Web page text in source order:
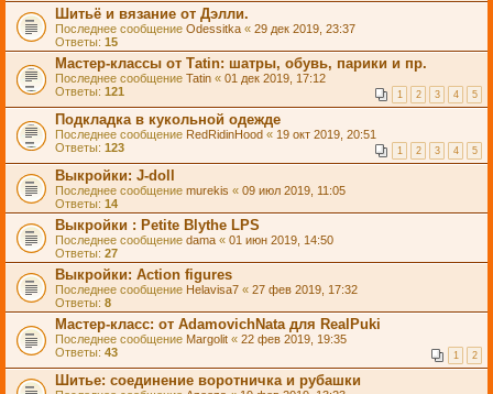
Шитьё и вязание от Дэлли.
Последнее сообщение Odessitka « 29 дек 2019, 23:37
Ответы: 15
Мастер-классы от Таtin: шатры, обувь, парики и пр.
Последнее сообщение Tatin « 01 дек 2019, 17:12
Ответы: 121 1 2 3 4 5
Подкладка в кукольной одежде
Последнее сообщение RedRidinHood « 19 окт 2019, 20:51
Ответы: 123 1 2 3 4 5
Выкройки: J-doll
Последнее сообщение murekis « 09 июл 2019, 11:05
Ответы: 14
Выкройки : Petite Blythe LPS
Последнее сообщение dama « 01 июн 2019, 14:50
Ответы: 27
Выкройки: Action figures
Последнее сообщение Helavisa7 « 27 фев 2019, 17:32
Ответы: 8
Мастер-класс: от AdamovichNata для RealPuki
Последнее сообщение Margolit « 22 фев 2019, 19:35
Ответы: 43 1 2
Шитье: соединение воротничка и рубашки